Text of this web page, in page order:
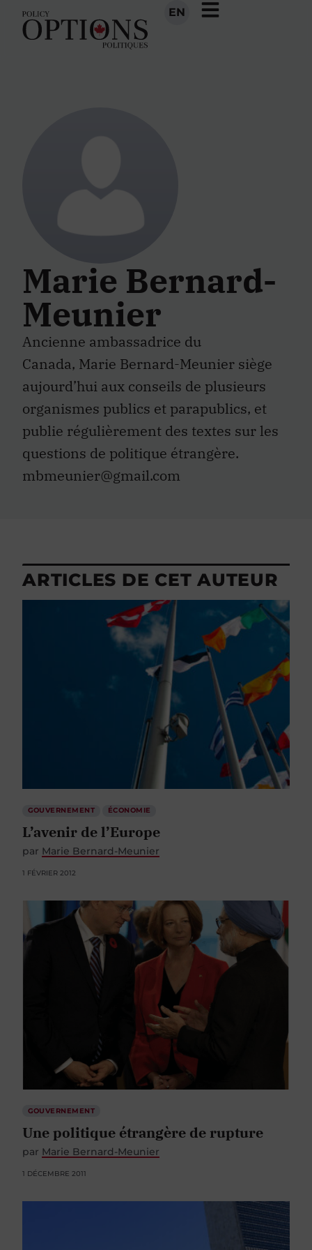
EN
Marie Bernard-
Meunier
Ancienne ambassadrice du
Canada, Marie Bernard-Meunier siège
aujourd’hui aux conseils de plusieurs
organismes publics et parapublics, et
publie régulièrement des textes sur les
questions de politique étrangère.
mbmeunier@gmail.com
ARTICLES DE CET AUTEUR
GOUVERNEMENT ÉCONOMIE
L’avenir de l’Europe
par Marie Bernard-Meunier
1 FÉVRIER 2012
GOUVERNEMENT
Une politique étrangère de rupture
par Marie Bernard-Meunier
1 DÉCEMBRE 2011